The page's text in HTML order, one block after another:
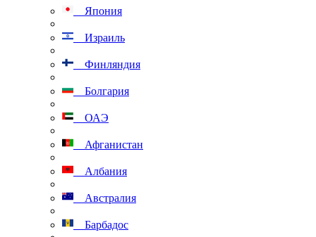
Япония
Израиль
Финляндия
Болгария
ОАЭ
Афганистан
Албания
Австралия
Барбадос